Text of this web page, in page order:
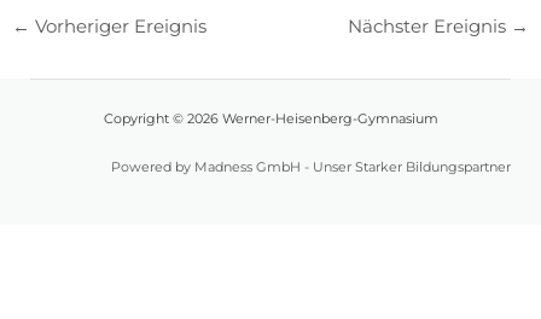
← Vorheriger Ereignis Nächster Ereignis →
Copyright © 2026 Werner-Heisenberg-Gymnasium
Powered by Madness GmbH - Unser Starker Bildungspartner